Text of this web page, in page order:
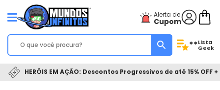
Alerta de
Cupom
**Lista
Geek
HERÓIS EM AÇÃO: Descontos Progressivos de até 15% OFF